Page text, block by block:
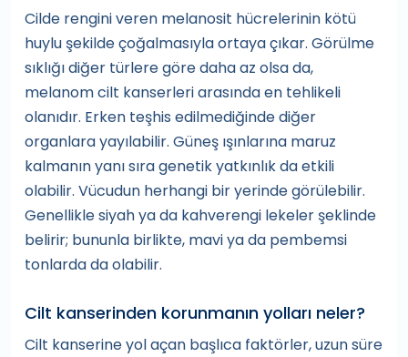
Cilde rengini veren melanosit hücrelerinin kötü
huylu şekilde çoğalmasıyla ortaya çıkar. Görülme
sıklığı diğer türlere göre daha az olsa da,
melanom cilt kanserleri arasında en tehlikeli
olanıdır. Erken teşhis edilmediğinde diğer
organlara yayılabilir. Güneş ışınlarına maruz
kalmanın yanı sıra genetik yatkınlık da etkili
olabilir. Vücudun herhangi bir yerinde görülebilir.
Genellikle siyah ya da kahverengi lekeler şeklinde
belirir; bununla birlikte, mavi ya da pembemsi
tonlarda da olabilir.
Cilt kanserinden korunmanın yolları neler?
Cilt kanserine yol açan başlıca faktörler, uzun süre